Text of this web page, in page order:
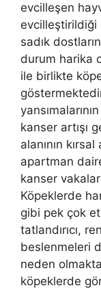
evcilleşen
evcilleştirildiği
sadık
durum harika
ile birlikte
kanser artışı
alanının
apartman
kanser
Köpeklerde
gibi pek çok
tatlandırıcı,
beslenmeleri
neden
köpeklerde